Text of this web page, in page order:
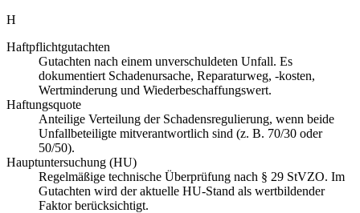
H
Haftpflichtgutachten
Gutachten nach einem unverschuldeten Unfall. Es
dokumentiert Schadenursache, Reparaturweg, -kosten,
Wertminderung und Wiederbeschaffungswert.
Haftungsquote
Anteilige Verteilung der Schadensregulierung, wenn beide
Unfallbeteiligte mitverantwortlich sind (z. B. 70/30 oder
50/50).
Hauptuntersuchung (HU)
Regelmäßige technische Überprüfung nach § 29 StVZO. Im
Gutachten wird der aktuelle HU-Stand als wertbildender
Faktor berücksichtigt.